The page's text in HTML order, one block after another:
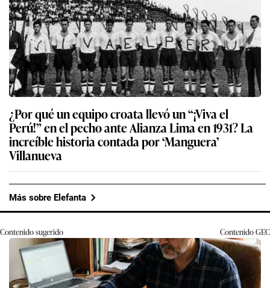
¿Por qué un equipo croata llevó un “¡Viva el
Perú!” en el pecho ante Alianza Lima en 1931? La
increíble historia contada por ‘Manguera’
Villanueva
Más sobre Elefanta
Contenido sugerido ContenidoGEC